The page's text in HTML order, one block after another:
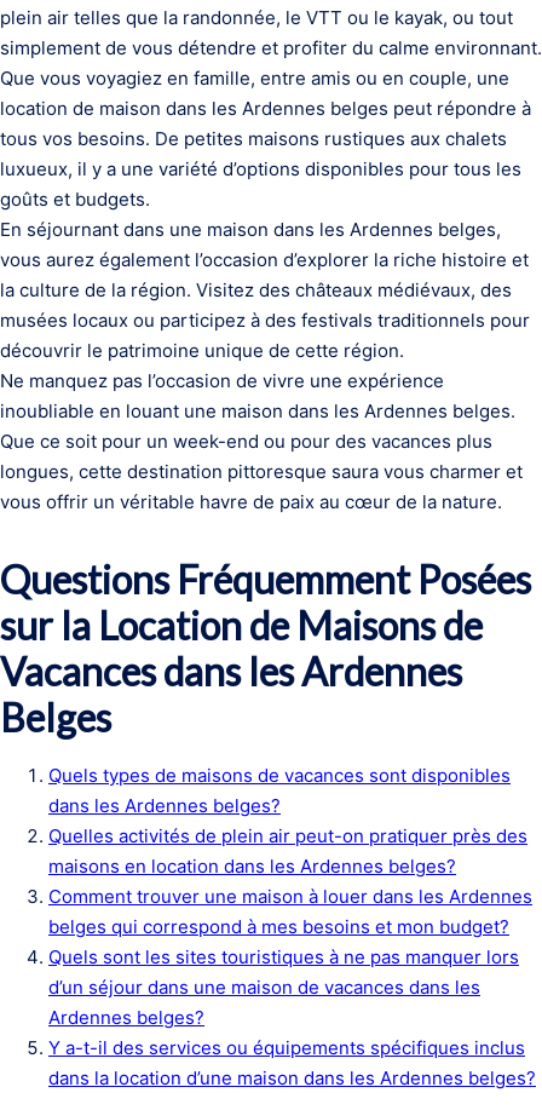
plein air telles que la randonnée, le VTT ou le kayak, ou tout
simplement de vous détendre et profiter du calme environnant.
Que vous voyagiez en famille, entre amis ou en couple, une
location de maison dans les Ardennes belges peut répondre à
tous vos besoins. De petites maisons rustiques aux chalets
luxueux, il y a une variété d’options disponibles pour tous les
goûts et budgets.
En séjournant dans une maison dans les Ardennes belges,
vous aurez également l’occasion d’explorer la riche histoire et
la culture de la région. Visitez des châteaux médiévaux, des
musées locaux ou participez à des festivals traditionnels pour
découvrir le patrimoine unique de cette région.
Ne manquez pas l’occasion de vivre une expérience
inoubliable en louant une maison dans les Ardennes belges.
Que ce soit pour un week-end ou pour des vacances plus
longues, cette destination pittoresque saura vous charmer et
vous offrir un véritable havre de paix au cœur de la nature.
Questions Fréquemment Posées
sur la Location de Maisons de
Vacances dans les Ardennes
Belges
Quels types de maisons de vacances sont disponibles
dans les Ardennes belges?
Quelles activités de plein air peut-on pratiquer près des
maisons en location dans les Ardennes belges?
Comment trouver une maison à louer dans les Ardennes
belges qui correspond à mes besoins et mon budget?
Quels sont les sites touristiques à ne pas manquer lors
d’un séjour dans une maison de vacances dans les
Ardennes belges?
Y a-t-il des services ou équipements spécifiques inclus
dans la location d’une maison dans les Ardennes belges?